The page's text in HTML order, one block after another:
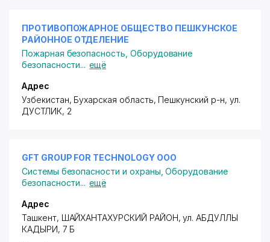
ПРОТИВОПОЖАРНОЕ ОБЩЕСТВО ПЕШКУНСКОЕ
РАЙОННОЕ ОТДЕЛЕНИЕ
Пожарная безопасность Оборудование
безопасности... ещё
Адрес
Узбекистан, Бухарская область, Пешкунский р-н, ул.
ДУСТЛИК, 2
GFT GROUP FOR TECHNOLOGY ООО
Системы безопасности и охраны ,Оборудование
безопасности... ещё
Адрес
Ташкент, ШАЙХАНТАХУРСКИЙ РАЙОН, ул. АБДУЛЛЫ
КАДЫРИ, 7 Б